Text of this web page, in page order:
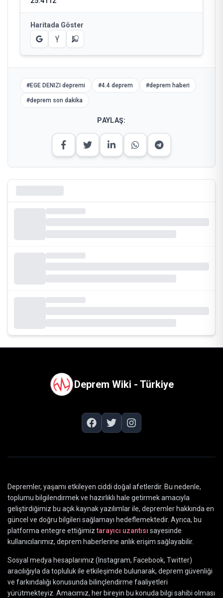
Haritada Göster
#EGE DENIZI depremi #4.4 deprem #deprem haberi
#deprem son dakika
PAYLAŞ:
Deprem Wiki - Türkiye
Depremler, yaşamı etkileyen ciddi doğal afetlerdir. Bu nedenle,
toplumu bilgilendirmek ve hazırlıklı hale getirmek amacıyla
geliştirdiğimiz bu açık kaynak yazılımlar ile, depremler hakkında en
güncel ve doğru bilgileri sağlamayı hedeflemektedir. Ayrıca, bu
platforma entegre ettiğimiz tarayıcı uzantısı sayesinde
kullanıcılarımız, deprem haberlerine anlık erişim sağlayabilir.
Sosyal medya hesaplarımız (Instagram, Facebook, Twitter)
aracılığıyla da topluluk ile etkileşimde bulunarak, deprem güvenliği
ve farkındalığı konusunda bilinçlendirme faaliyetleri
yürütmekteyiz. Amacımız, her bireyin bu konuda bilgi sahibi olması